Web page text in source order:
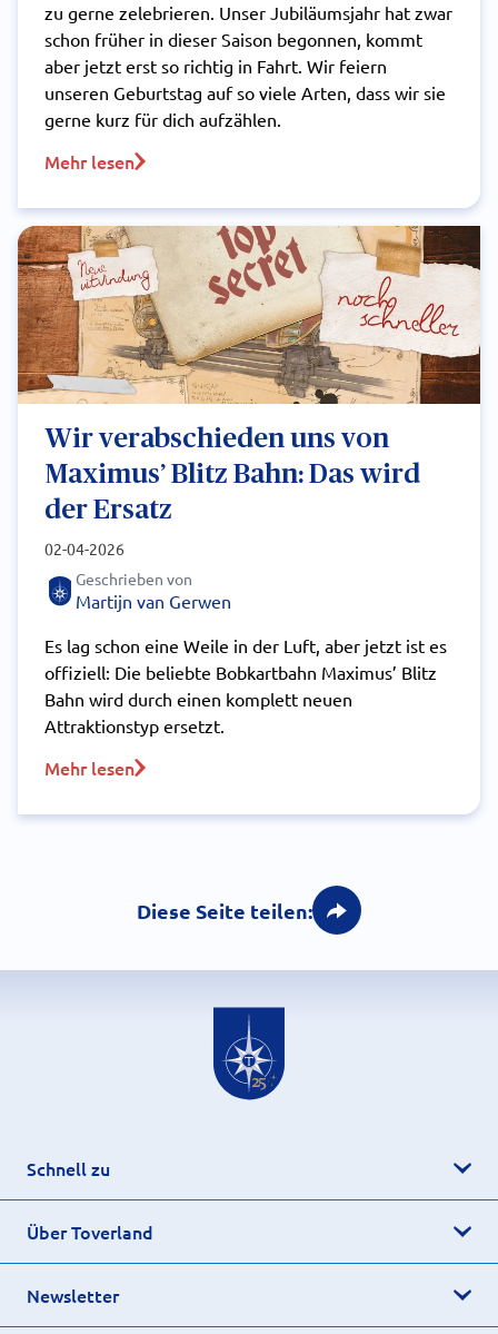
zu gerne zelebrieren. Unser Jubiläumsjahr hat zwar
schon früher in dieser Saison begonnen, kommt
aber jetzt erst so richtig in Fahrt. Wir feiern
unseren Geburtstag auf so viele Arten, dass wir sie
gerne kurz für dich aufzählen.
Mehr lesen
Wir verabschieden uns von
Maximus’ Blitz Bahn: Das wird
der Ersatz
02-04-2026
Geschrieben von
Martijn van Gerwen
Es lag schon eine Weile in der Luft, aber jetzt ist es
offiziell: Die beliebte Bobkartbahn Maximus’ Blitz
Bahn wird durch einen komplett neuen
Attraktionstyp ersetzt.
Mehr lesen
Diese Seite teilen:
Schnell zu
Über Toverland
Newsletter